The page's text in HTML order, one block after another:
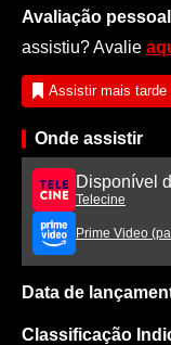
Avaliação
assistiu? Avalie
Assistir mais tarde
Onde assistir
Disponível
Telecine
Prime Video
Data de
Classificação